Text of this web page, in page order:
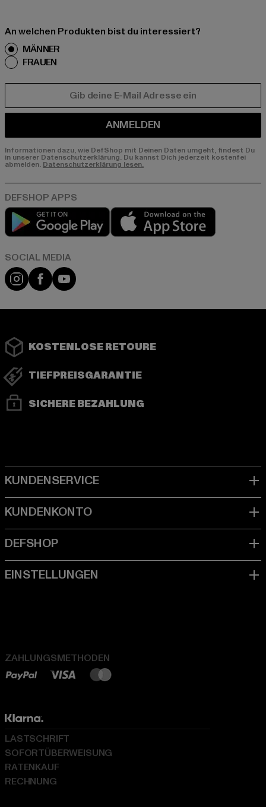
An welchen Produkten bist du interessiert?
MÄNNER
FRAUEN
ANMELDEN
Informationen dazu, wie DefShop mit Deinen Daten umgeht, findest Du
in unserer Datenschutzerklärung. Du kannst Dich jederzeit kostenfei
abmelden. Datenschutzerklärung lesen.
Play market
Instagram
FacebookYouTube
KOSTENLOSE RETOURE
TIEFPREISGARANTIE
SICHERE BEZAHLUNG
ZAHLUNGSMETHODEN
LASTSCHRIFT
SOFORTÜBERWEISUNG
RATENKAUF
RECHNUNG